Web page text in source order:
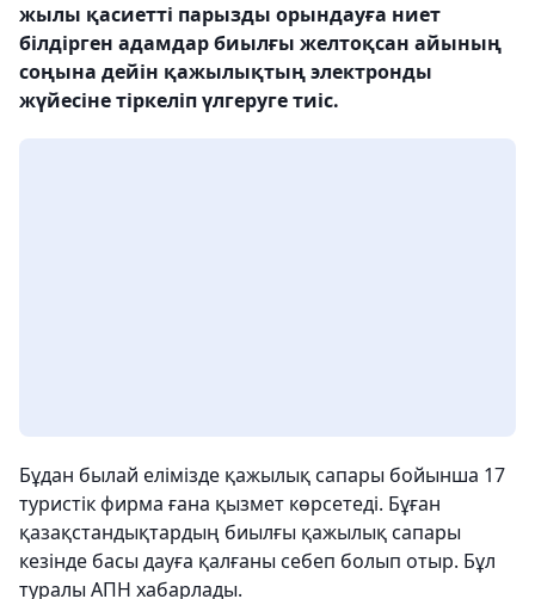
жылы қасиетті парызды орындауға ниет
білдірген адамдар биылғы желтоқсан айының
соңына дейін қажылықтың электронды
жүйесіне тіркеліп үлгеруге тиіс.
Бұдан былай елімізде қажылық сапары бойынша 17
туристік фирма ғана қызмет көрсетеді. Бұған
қазақстандықтардың биылғы қажылық сапары
кезінде басы дауға қалғаны себеп болып отыр. Бұл
туралы АПН хабарлады.